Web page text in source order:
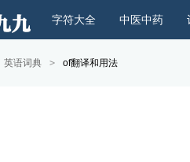
中医中药
字符大全
英语词典 > of翻译和用法